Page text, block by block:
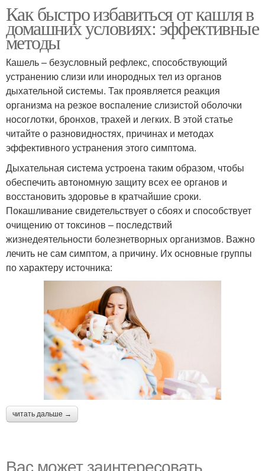
Как быстро избавиться от кашля в
домашних условиях: эффективные
методы
Кашель – безусловный рефлекс, способствующий
устранению слизи или инородных тел из органов
дыхательной системы. Так проявляется реакция
организма на резкое воспаление слизистой оболочки
носоглотки, бронхов, трахей и легких. В этой статье
читайте о разновидностях, причинах и методах
эффективного устранения этого симптома.
Дыхательная система устроена таким образом, чтобы
обеспечить автономную защиту всех ее органов и
восстановить здоровье в кратчайшие сроки.
Покашливание свидетельствует о сбоях и способствует
очищению от токсинов – последствий
жизнедеятельности болезнетворных организмов. Важно
лечить не сам симптом, а причину. Их основные группы
по характеру источника:
читать дальше →
Вас может заинтересовать